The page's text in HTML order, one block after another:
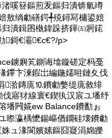
嗘簮鏂煎叐鏂归潰锛氫竴
敖绱勮磰鍔╃殑鐞冩槦鍙婄
潰鍓囨槸鍏跺挤鍕㈤牁鍩
鎶€灞€с€?/p>
鐪嬩笂鍘诲墖鏇磋定杩戞
鑻卞湅鍜岀編鍦嬬暀鏈夊伐
湁鏄庣⒑鐨勮嫳缇庣敘绯
寤犲線寰€鍥犱汉宸ユ墦纾
墦闁婲ew Balance鐨勫ぉ
暩瀛楀懡鍚嶇偤鐗硅壊鐨勮
ュ湪閬嬪嫊鏂囧寲涓婂皪